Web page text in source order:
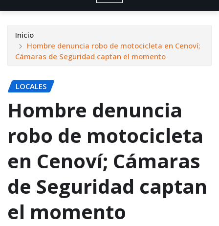
Inicio
Hombre denuncia robo de motocicleta en Cenoví;
Cámaras de Seguridad captan el momento
LOCALES
Hombre denuncia
robo de motocicleta
en Cenoví; Cámaras
de Seguridad captan
el momento